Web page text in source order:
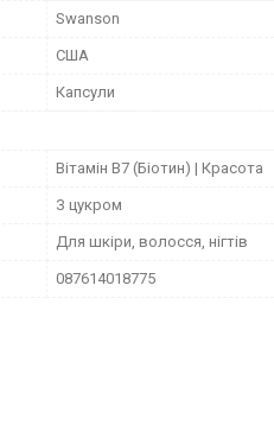
Swanson
США
Капсули
Вітамін B7 (Біотин) | Красота
З цукром
Для шкіри, волосся, нігтів
087614018775